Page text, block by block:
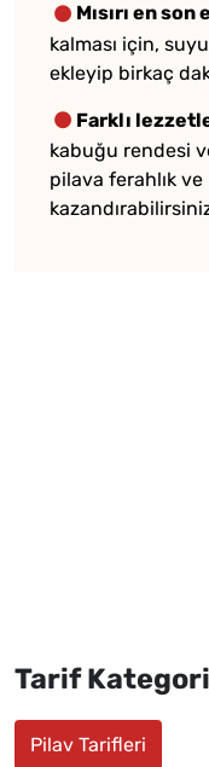
Mısırı en
kalması için,
ekleyip birkaç
Farklı
kabuğu rendesi
pilava ferahlık
Tarif
Pilav Tarifleri